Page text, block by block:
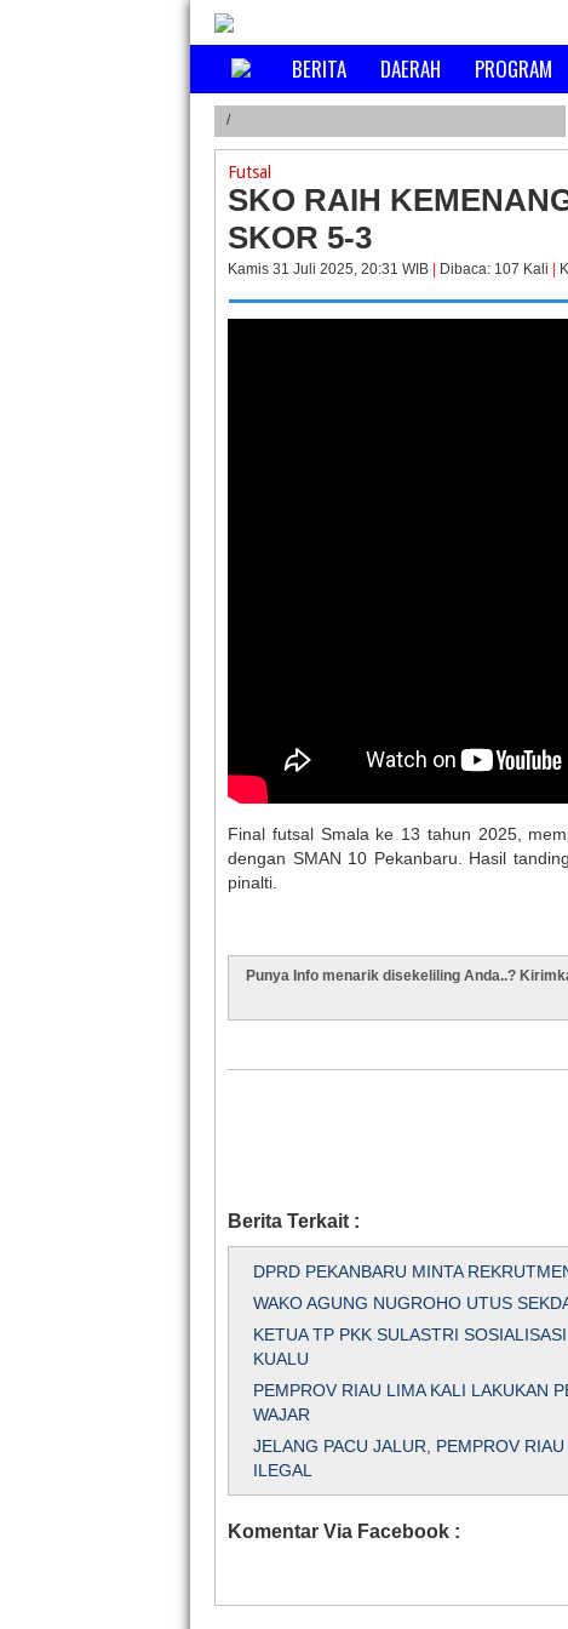
BERITA DAERAH PROGRAM
/ PERBAIKAN
Futsal
SKO RAIH
SKOR 5-3
Kamis 31 Juli 2025, 20:31 WIB Dibaca: 107 Kali
Final futsal Smala ke 13 tahun 2025,
dengan SMAN 10 Pekanbaru. Hasil
pinalti.
Punya Info menarik disekeliling Anda..?
Berita Terkait :
DPRD PEKANBARU MINTA
WAKO AGUNG NUGROHO UTUS
KETUA TP PKK SULASTRI
KUALU
PEMPROV RIAU LIMA KALI LAKUKAN
WAJAR
JELANG PACU JALUR, PEMPROV
ILEGAL
Komentar Via Facebook :